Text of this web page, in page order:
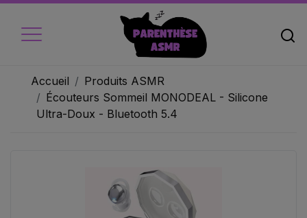
Accueil
Produits ASMR
Écouteurs Sommeil MONODEAL - Silicone
Ultra-Doux - Bluetooth 5.4